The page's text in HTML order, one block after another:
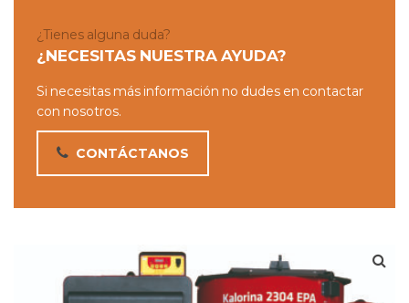
¿Tienes alguna duda?
¿NECESITAS NUESTRA AYUDA?
Si necesitas más información no dudes en contactar
con nosotros.
CONTÁCTANOS